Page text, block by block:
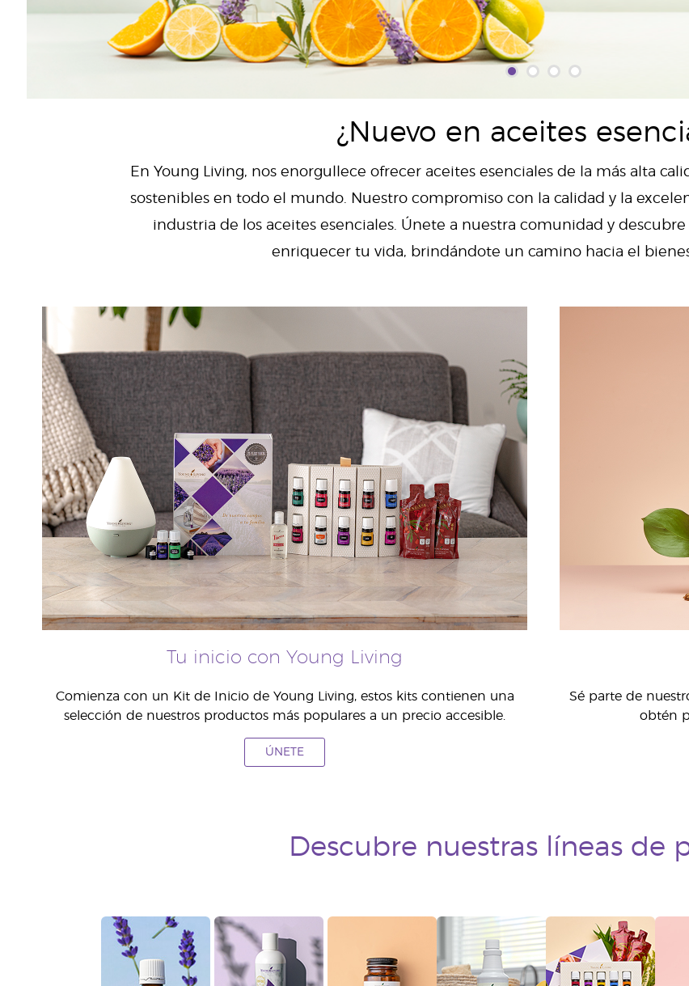
¿Nuevo en aceites
En Young Living, nos enorgullece ofrecer aceites esenciales de la más alta
sostenibles en todo el mundo. Nuestro compromiso con la calidad y la
industria de los aceites esenciales. Únete a nuestra comunidad y
enriquecer tu vida, brindándote un camino hacia el
Tu inicio con Young Living
Comienza con un Kit de Inicio de Young Living, estos kits contienen una
selección de nuestros productos más populares a un precio accesible.
ÚNETE
Sé parte de
obtén
Descubre nuestras líneas de